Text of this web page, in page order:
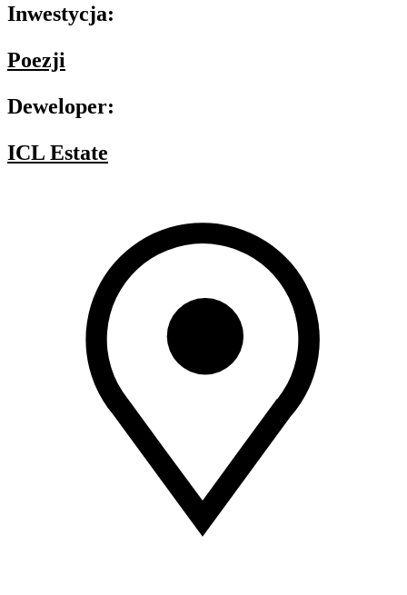
Inwestycja:
Poezji
Deweloper:
ICL Estate